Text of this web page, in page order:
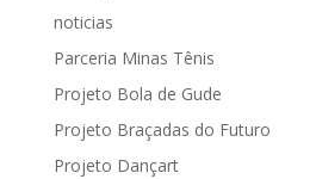
noticias
Parceria Minas Tênis
Projeto Bola de Gude
Projeto Braçadas do Futuro
Projeto Dançart